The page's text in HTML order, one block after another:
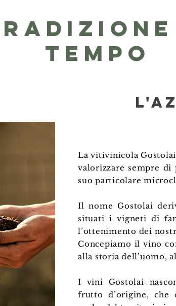
tempo
La vitivinicola
valorizzare sempre
suo particolare
Il nome Gostolai
situati i vigneti di
l’ottenimento dei
Concepiamo il vino
alla storia dell’uomo,
I vini Gostolai
frutto d’origine, che